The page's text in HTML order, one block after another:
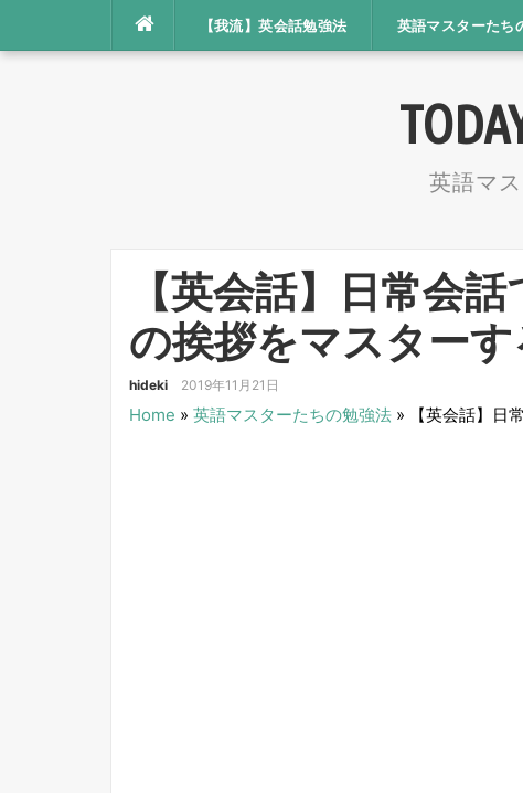
ン
【我流】英会話勉強法 英語マスターたち
英語マ
【英会話】日常会
の挨拶をマスターす
hideki 2019年11月21日
Home » 英語マスターたちの勉強法» 【英会話】日